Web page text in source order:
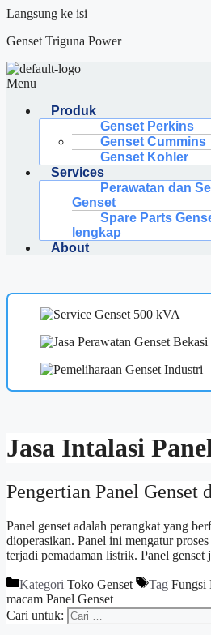
Langsung ke isi
Genset Triguna Power
Menu
Produk
Genset Perkins
Genset Cummins
Genset Kohler
Services
Perawatan dan
Genset
Spare Parts
lengkap
About
Jasa Intalasi
Pengertian Panel Genset
Panel genset adalah perangkat yang
dioperasikan. Panel ini mengatur
terjadi pemadaman listrik. Panel
Kategori Toko Genset Tag Fungsi
macam Panel Genset
Cari untuk: